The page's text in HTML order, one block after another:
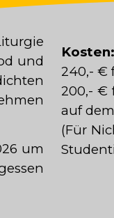
und
um
Kosten:
240,- €
200,- €
auf
(Für